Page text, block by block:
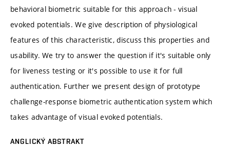
behavioral biometric suitable for this approach - visual
evoked potentials. We give description of physiological
features of this characteristic, discuss this properties and
usability. We try to answer the question if it's suitable only
for liveness testing or it's possible to use it for full
authentication. Further we present design of prototype
challenge-response biometric authentication system which
takes advantage of visual evoked potentials.
ANGLICKÝ ABSTRAKT